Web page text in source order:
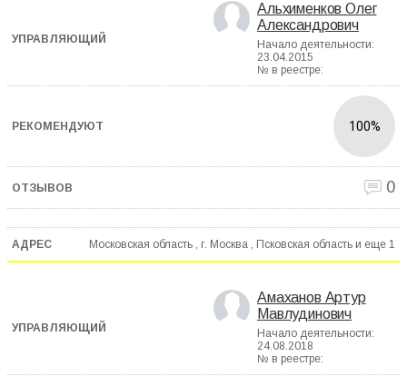
Альхименков Олег
Александрович
Начало деятельности:
23.04.2015
№ в реестре:
100%
0
Московская область , г. Москва , Псковская область и еще 1
Амаханов Артур
Мавлудинович
Начало деятельности:
24.08.2018
№ в реестре: